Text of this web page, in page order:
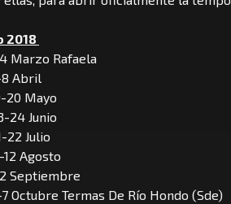
2018
Marzo Rafaela
8 Abril
20 Mayo
24 Junio
22 Julio
12 Agosto
Septiembre
Octubre Termas De Río Hondo (Sde)